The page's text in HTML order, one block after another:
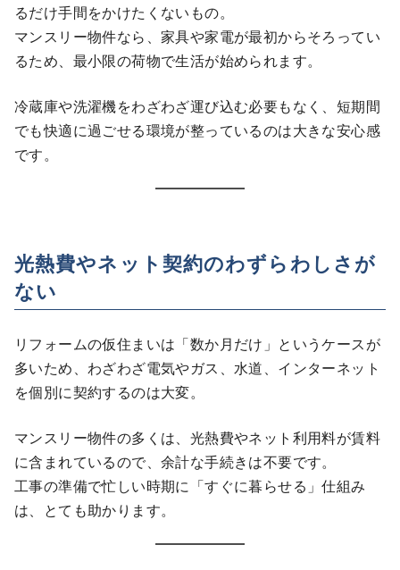
るだけ手間をかけたくないもの。
マンスリー物件なら、家具や家電が最初からそろってい
るため、最小限の荷物で生活が始められます。
冷蔵庫や洗濯機をわざわざ運び込む必要もなく、短期間
でも快適に過ごせる環境が整っているのは大きな安心感
です。
光熱費やネット契約のわずらわしさが
ない
リフォームの仮住まいは「数か月だけ」というケースが
多いため、わざわざ電気やガス、水道、インターネット
を個別に契約するのは大変。
マンスリー物件の多くは、光熱費やネット利用料が賃料
に含まれているので、余計な手続きは不要です。
工事の準備で忙しい時期に「すぐに暮らせる」仕組み
は、とても助かります。